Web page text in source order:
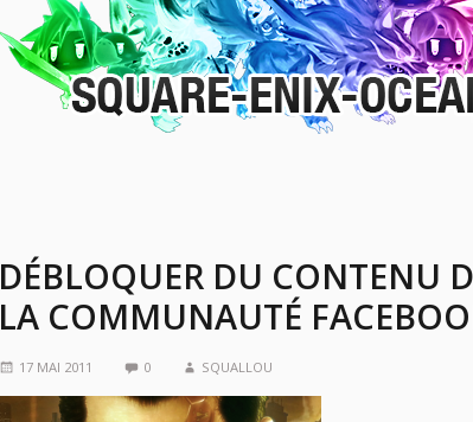
DÉBLOQUER DU CONTENU
LA COMMUNAUTÉ
17 MAI 2011 0 SQUALLOU